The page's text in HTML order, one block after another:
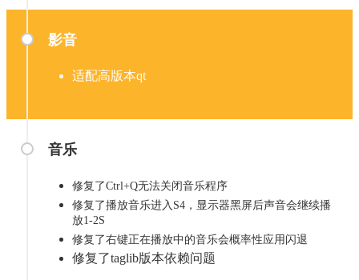
影音
适配高版本qt
音乐
修复了Ctrl+Q无法关闭音乐程序
修复了播放音乐进入S4，显示器黑屏后声音会继续播
放1-2S
修复了右键正在播放中的音乐会概率性应用闪退
修复了taglib版本依赖问题